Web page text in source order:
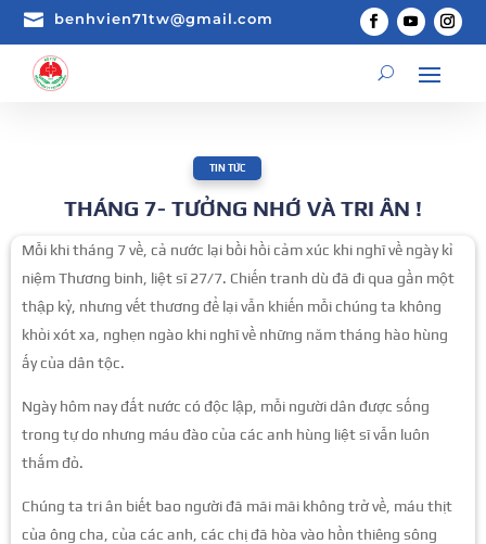
 benhvien71tw@gmail.com
TIN TỨC
THÁNG 7- TƯỞNG NHỚ VÀ TRI ÂN !
Mỗi khi tháng 7 về, cả nước lại bồi hồi cảm xúc khi nghĩ về ngày kỉ
niệm Thương binh, liệt sĩ 27/7. Chiến tranh dù đã đi qua gần một
thập kỷ, nhưng vết thương để lại vẫn khiến mỗi chúng ta không
khỏi xót xa, nghẹn ngào khi nghĩ về những năm tháng hào hùng
ấy của dân tộc.
Ngày hôm nay đất nước có độc lập, mỗi người dân được sống
trong tự do nhưng máu đào của các anh hùng liệt sĩ vẫn luôn
thắm đỏ.
Chúng ta tri ân biết bao người đã mãi mãi không trở về, máu thịt
của ông cha, của các anh, các chị đã hòa vào hồn thiêng sông